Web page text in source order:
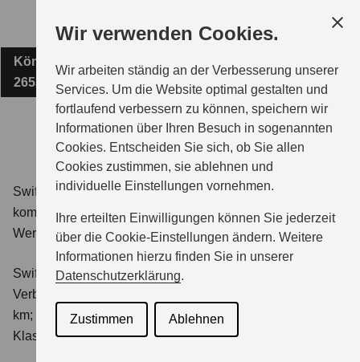
Wir verwenden Cookies.
Wir arbeiten ständig an der Verbesserung unserer
Services. Um die Website optimal gestalten und
fortlaufend verbessern zu können, speichern wir
Informationen über Ihren Besuch in sogenannten
Cookies. Entscheiden Sie sich, ob Sie allen
Cookies zustimmen, sie ablehnen und
individuelle Einstellungen vornehmen.
Ihre erteilten Einwilligungen können Sie jederzeit
über die Cookie-Einstellungen ändern. Weitere
Informationen hierzu finden Sie in unserer
Datenschutzerklärung.
Zustimmen Ablehnen
Hauptinhalt
AUTOHAUS SAATHOFF GMBH
MODELLE
ZUBEHÖR
BERATUNG & KAUF
GESCHÄFTSKUNDEN
Königsweg 11
26532 Großheide
Swift 1.2 DUALJET HYBRID ClubVerbrauchswerte:
kombinierter Energieverbrauch 4,4 l/100km; kombinierter
Wert der CO₂-Emission: 98 g/km; CO₂-Klasse: C.
Swift 1.2 DUALJET HYBRID ALLGRIP Club
Verbrauchswerte: kombinierter Energieverbrauch 4,9 l/100
km; kombinierter Wert der CO₂-Emission: 111 g/km; CO₂-
Klasse: C.